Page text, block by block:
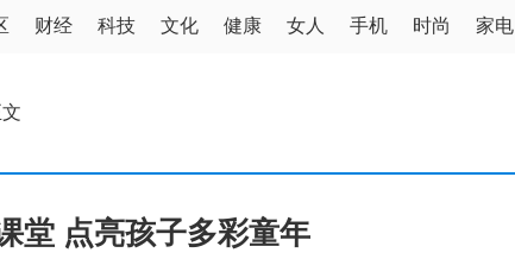
财经 科技 文化 健康 女人 手机 时尚 家电
堂 点亮孩子多彩童年